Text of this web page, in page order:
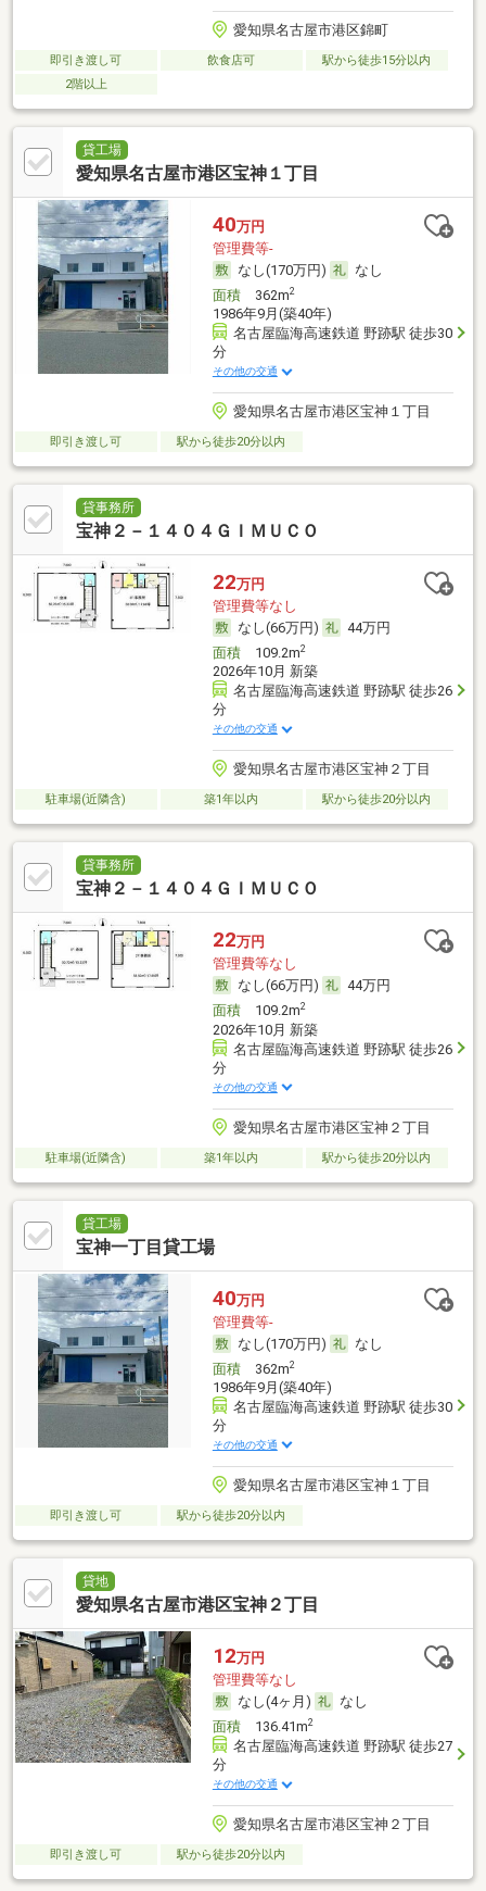
愛知県名古屋市港区錦町
即引き渡し可 飲食店可
駅から徒歩15分以内
2階以上
貸工場
愛知県名古屋市港区宝神１丁目
40万円
管理費等-
なし(170万円)
なし
面積362m2
1986年9月(築40年)
名古屋臨海高速鉄道 野跡駅 徒歩30
分
その他の交通
愛知県名古屋市港区宝神１丁目
即引き渡し可 駅から徒歩20分以内
貸事務所
宝神２－１４０４ＧＩＭＵＣＯ
22万円
管理費等なし
なし(66万円)
44万円
面積109.2m2
2026年10月 新築
名古屋臨海高速鉄道 野跡駅 徒歩26
分
その他の交通
愛知県名古屋市港区宝神２丁目
駐車場(近隣含) 築1年以内 駅から徒歩20分以内
貸事務所
宝神２－１４０４ＧＩＭＵＣＯ
22万円
管理費等なし
なし(66万円)
44万円
面積109.2m2
2026年10月 新築
名古屋臨海高速鉄道 野跡駅 徒歩26
分
その他の交通
愛知県名古屋市港区宝神２丁目
駐車場(近隣含) 築1年以内 駅から徒歩20分以内
貸工場
宝神一丁目貸工場
40万円
管理費等-
なし(170万円)
なし
面積362m2
1986年9月(築40年)
名古屋臨海高速鉄道 野跡駅 徒歩30
分
その他の交通
愛知県名古屋市港区宝神１丁目
即引き渡し可 駅から徒歩20分以内
貸地
愛知県名古屋市港区宝神２丁目
12万円
管理費等なし
なし(4ヶ月)
なし
面積136.41m2
名古屋臨海高速鉄道 野跡駅 徒歩27
分
その他の交通
愛知県名古屋市港区宝神２丁目
即引き渡し可 駅から徒歩20分以内